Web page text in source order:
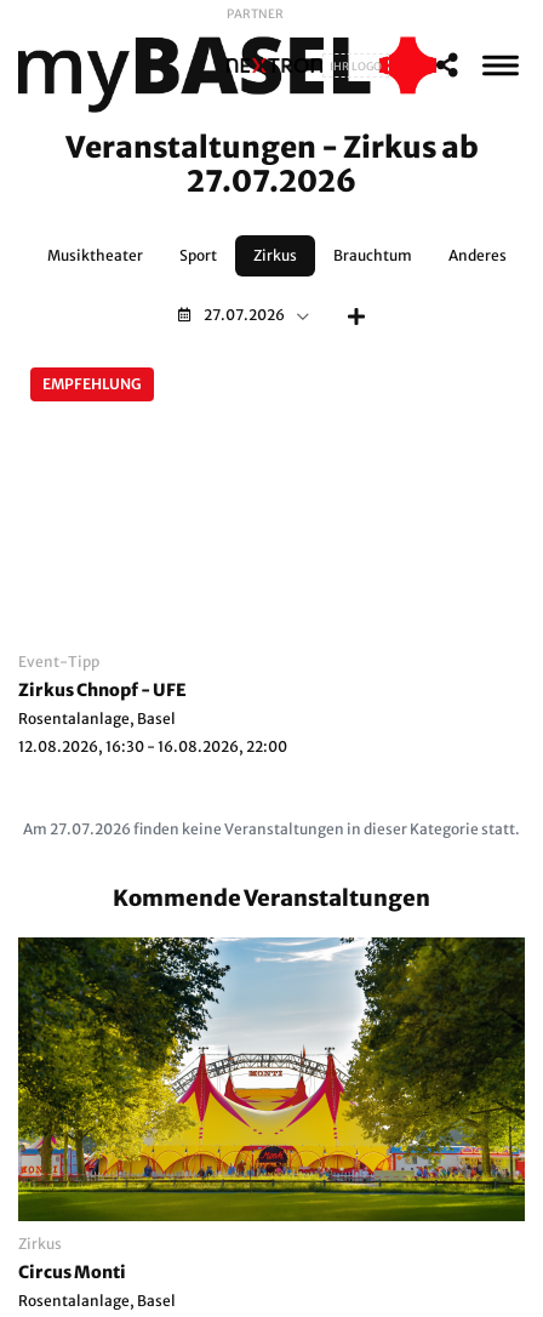
PARTNER
IHR LOGO
Veranstaltungen - Zirkus ab
27.07.2026
Musiktheater Sport Zirkus Brauchtum Anderes
27.07.2026
EMPFEHLUNG
Event-Tipp
Zirkus Chnopf - UFE
Rosentalanlage, Basel
12.08.2026, 16:30 - 16.08.2026, 22:00
Am 27.07.2026 finden keine Veranstaltungen in dieser Kategorie statt.
Kommende Veranstaltungen
Zirkus
Circus Monti
Rosentalanlage, Basel